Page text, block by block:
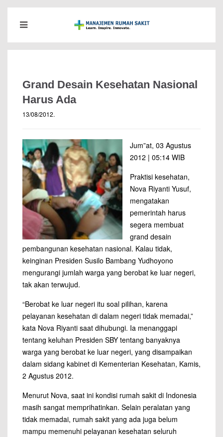
Grand Desain Kesehatan Nasional
Harus Ada
13/08/2012.
Jum”at, 03 Agustus
2012 | 05:14 WIB
Praktisi kesehatan,
Nova Riyanti Yusuf,
mengatakan
pemerintah harus
segera membuat
grand desain
pembangunan kesehatan nasional. Kalau tidak,
keinginan Presiden Susilo Bambang Yudhoyono
mengurangi jumlah warga yang berobat ke luar negeri,
tak akan terwujud.
“Berobat ke luar negeri itu soal pilihan, karena
pelayanan kesehatan di dalam negeri tidak memadai,”
kata Nova Riyanti saat dihubungi. Ia menanggapi
tentang keluhan Presiden SBY tentang banyaknya
warga yang berobat ke luar negeri, yang disampaikan
dalam sidang kabinet di Kementerian Kesehatan, Kamis,
2 Agustus 2012.
Menurut Nova, saat ini kondisi rumah sakit di Indonesia
masih sangat memprihatinkan. Selain peralatan yang
tidak memadai, rumah sakit yang ada juga belum
mampu memenuhi pelayanan kesehatan seluruh